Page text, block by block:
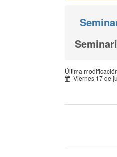
Última
Viernes 17 de